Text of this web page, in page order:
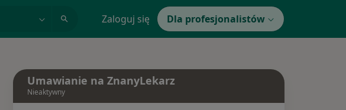
Zaloguj się Dla profesjonalistów
Umawianie na ZnanyLekarz
Nieaktywny